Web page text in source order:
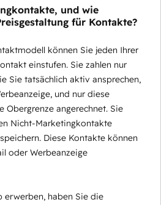
und wie
für Kontakte?
können Sie jeden Ihrer
einstufen. Sie zahlen nur
Sie tatsächlich aktiv ansprechen,
und nur diese
Obergrenze angerechnet. Sie
Nicht-Marketingkontakte
Diese Kontakte können
oder Werbeanzeige
erwerben, haben Sie die